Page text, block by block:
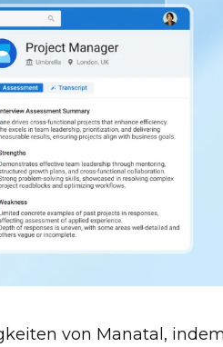
von Manatal,